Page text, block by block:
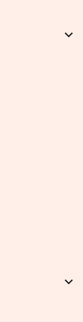
keyboard_arrow_down
keyboard_arrow_down